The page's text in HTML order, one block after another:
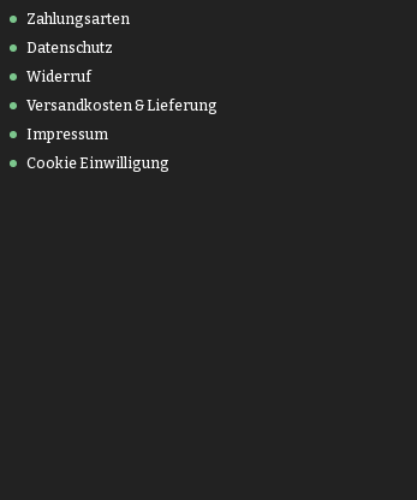
Zahlungsarten
Datenschutz
Widerruf
Versandkosten & Lieferung
Impressum
Cookie Einwilligung